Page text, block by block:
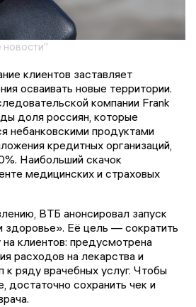
клиентов заставляет
осваивать новые территории.
компании Frank
доля россиян, которые
небанковскими продуктами
кредитных организаций,
Наибольший скачок
медицинских и страховых
ВТБ анонсировал запуск
здоровье». Её цель — сократить
клиентов: предусмотрена
расходов на лекарства и
к ряду врачебных услуг. Чтобы
достаточно сохранить чек и